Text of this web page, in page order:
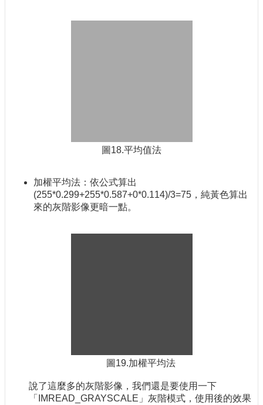
圖18.平均值法
加權平均法：依公式算出
(255*0.299+255*0.587+0*0.114)/3=75，純黃色算出
來的灰階影像更暗一點。
圖19.加權平均法
說了這麼多的灰階影像，我們還是要使用一下
「IMREAD_GRAYSCALE」灰階模式，使用後的效果